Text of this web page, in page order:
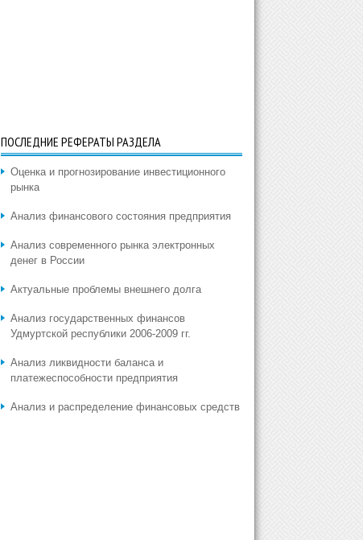
ПОСЛЕДНИЕ РЕФЕРАТЫ РАЗДЕЛА
Оценка и прогнозирование инвестиционного
рынка
Анализ финансового состояния предприятия
Анализ современного рынка электронных
денег в России
Актуальные проблемы внешнего долга
Анализ государственных финансов
Удмуртской республики 2006-2009 гг.
Анализ ликвидности баланса и
платежеспособности предприятия
Анализ и распределение финансовых средств